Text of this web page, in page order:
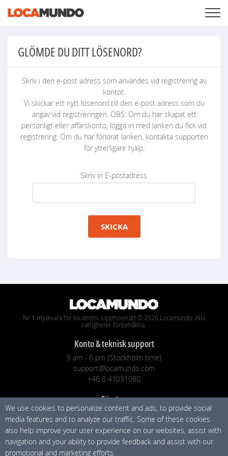
LOGGA IN
+
PRISER
BLOGG
GLÖMDE DU DITT LÖSENORD?
Skriv i den e-post adress som användes vid registrering av
kontot.
Vi skickar ett nytt lösenord till den e-post adress som du
angav vid registreringen. OBS: Om du har skapat ett
personligt eller affärskonto, logga in med länken du fick vid
registrering. Om du har förlorat länken, kontakta supporten
för ytterligare hjälp.
Skriv in E-postadress
Nr 1 mjukvara för locations. Upphovsrätt © 2026 Locamundo. Alla
rättigheter förbehållna.
Konto & teknisk support
9 am - 6 pm (Stockholm time)
support@locamundo.com
+46 8 41031080
Företag
Priser
blogg
Integritetspolicy
We use cookies to personalize content and ads, to provide social
media features and to analyze our traffic. Some of these cookies
also help improve your user experience on our websites, assist with
navigation and your ability to provide feedback and assist with our
promotional and marketing efforts.